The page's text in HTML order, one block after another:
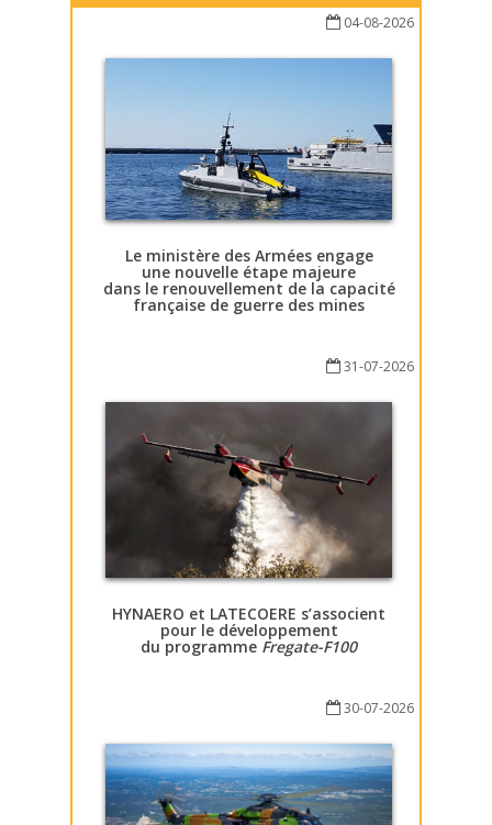
04-08-2026
Le ministère des Armées engage
une nouvelle étape majeure
dans le renouvellement de la capacité
française de guerre des mines
31-07-2026
HYNAERO et LATECOERE s’associent
pour le développement
du programme Fregate-F100
30-07-2026